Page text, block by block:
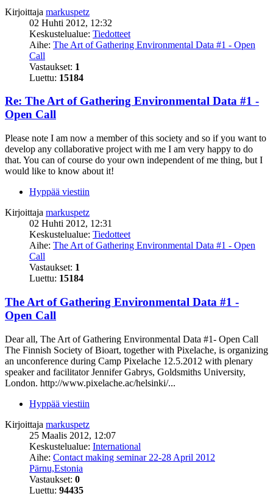
Kirjoittaja markuspetz
02 Huhti 2012, 12:32
Keskustelualue: Tiedotteet
Aihe: The Art of Gathering Environmental Data #1 - Open
Call
Vastaukset: 1
Luettu: 15184
Re: The Art of Gathering Environmental Data #1 -
Open Call
Please note I am now a member of this society and so if you want to
develop any collaborative project with me I am very happy to do
that. You can of course do your own independent of me thing, but I
would like to know about it!
Hyppää viestiin
Kirjoittaja markuspetz
02 Huhti 2012, 12:31
Keskustelualue: Tiedotteet
Aihe: The Art of Gathering Environmental Data #1 - Open
Call
Vastaukset: 1
Luettu: 15184
The Art of Gathering Environmental Data #1 -
Open Call
Dear all, The Art of Gathering Environmental Data #1- Open Call
The Finnish Society of Bioart, together with Pixelache, is organizing
an unconference during Camp Pixelache 12.5.2012 with plenary
speaker and facilitator Jennifer Gabrys, Goldsmiths University,
London. http://www.pixelache.ac/helsinki/...
Hyppää viestiin
Kirjoittaja markuspetz
25 Maalis 2012, 12:07
Keskustelualue: International
Aihe: Contact making seminar 22-28 April 2012
Pärnu,Estonia
Vastaukset: 0
Luettu: 94435